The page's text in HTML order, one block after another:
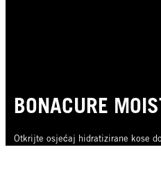
BONACURE
Otkrijte osjećaj hidratizirane kose